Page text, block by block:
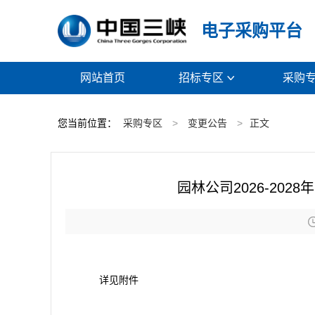
电子采购平台
网站首页 招标专区  采购
您当前位置： 采购专区 > 变更公告 > 正文
园林公司2026-2028
详见附件